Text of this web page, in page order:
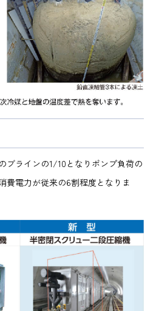
ブラインの1/10となりポンプ負荷の
費電力が従来の6割程度となりま